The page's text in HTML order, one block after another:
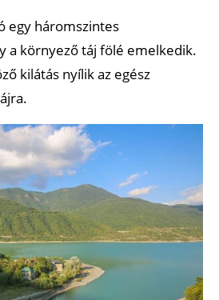
egy háromszintes
a környező táj fölé emelkedik.
kilátás nyílik az egész